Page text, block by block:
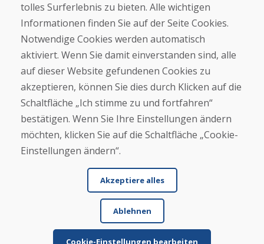
Kaufen
E-Shop
Geschäftsbedingungen
Zahlung
Beschwerde
Rückgabe und Umtausch von Waren
Cookies
© DOMIVOSPORT 2026, Alle Rechte vorbehalten
tolles Surferlebnis zu bieten. Alle wichtigen
Informationen finden Sie auf der Seite Cookies.
Notwendige Cookies werden automatisch
aktiviert. Wenn Sie damit einverstanden sind, alle
auf dieser Website gefundenen Cookies zu
akzeptieren, können Sie dies durch Klicken auf die
Schaltfläche „Ich stimme zu und fortfahren“
bestätigen. Wenn Sie Ihre Einstellungen ändern
möchten, klicken Sie auf die Schaltfläche „Cookie-
Einstellungen ändern“.
Akzeptiere alles
Ablehnen
Cookie-Einstellungen bearbeiten